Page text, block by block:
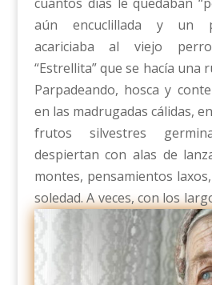
aún encuclillada y un
acariciaba al viejo
“Estrellita” que se hacía una
Parpadeando, hosca y
en las madrugadas cálidas,
frutos silvestres
despiertan con alas de
montes, pensamientos
soledad.A veces, con los